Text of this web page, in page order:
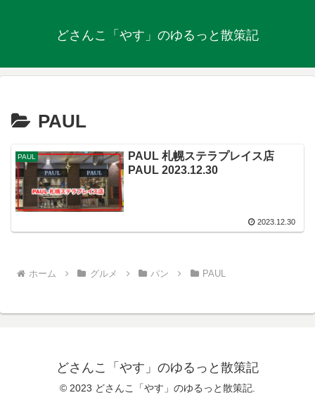
どさんこ「やす」のゆるっと散策記
PAUL
PAUL
PAUL 札幌ステラプレイス店
PAUL 2023.12.30
2023.12.30
ホーム グルメ パン PAUL
どさんこ「やす」のゆるっと散策記
© 2023 どさんこ「やす」のゆるっと散策記.